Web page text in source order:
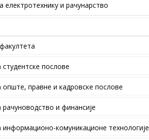
електротехнику и рачунарство
послове
прaвнe и кaдрoвскe пoслoвe
и финансије
комуникационе технологије